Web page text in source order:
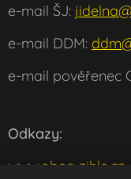
e-mail ŠJ:
e-mail DDM:
e-mail pověřenec
Odkazy:
www.obec-zihle.cz